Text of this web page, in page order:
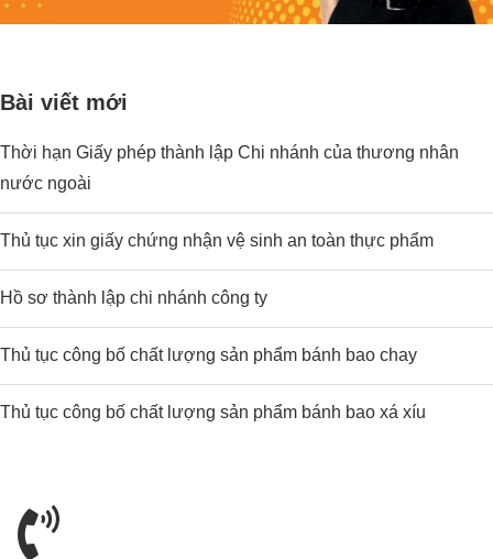
Bài viết mới
Thời hạn Giấy phép thành lập Chi nhánh của thương nhân
nước ngoài
Thủ tục xin giấy chứng nhận vệ sinh an toàn thực phẩm
Hồ sơ thành lập chi nhánh công ty
Thủ tục công bố chất lượng sản phẩm bánh bao chay
Thủ tục công bố chất lượng sản phẩm bánh bao xá xíu